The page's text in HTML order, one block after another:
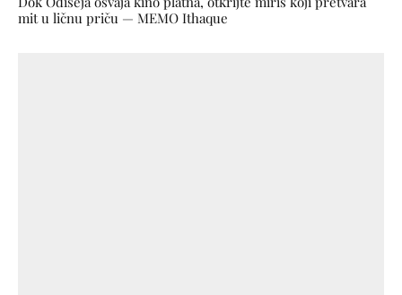
mit u ličnu priču — MEMO Ithaque